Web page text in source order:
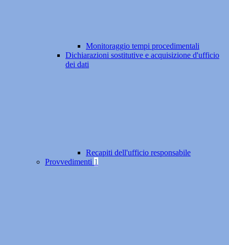
Monitoraggio tempi procedimentali
Dichiarazioni sostitutive e acquisizione d'ufficio
dei dati
Recapiti dell'ufficio responsabile
Provvedimenti 1